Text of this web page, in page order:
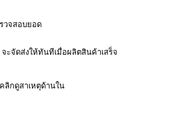
วจสอบยอด
ะจัดส่งให้ทันทีเมื่อผลิตสินค้าเสร็จ
ลิกดูสาเหตุด้านใน